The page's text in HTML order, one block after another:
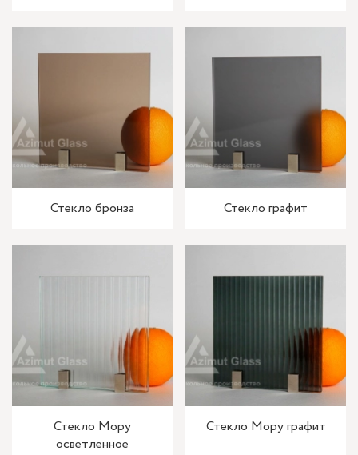
Стекло бронза Стекло графит
Стекло Мору
осветленное
Стекло Мору графит